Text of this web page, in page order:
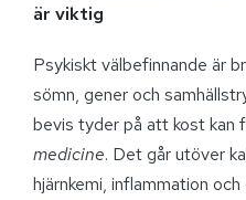
är viktig
Psykiskt välbefinnande är
sömn, gener och
bevis tyder på att kost kan
medicine. Det går utöver
hjärnkemi, inflammation